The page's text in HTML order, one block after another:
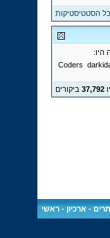
הסטטיסטיקות
Coders
37,792 ביקורים
- ארכיון -ראשי